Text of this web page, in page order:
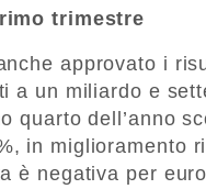
trimestre
approvato i
a un miliardo e
quarto dell’anno
in miglioramento
è negativa per